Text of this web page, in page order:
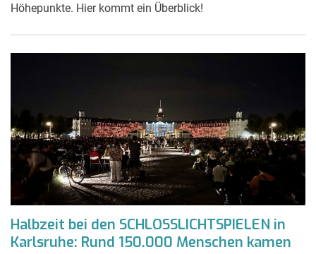
Höhepunkte. Hier kommt ein Überblick!
Halbzeit bei den SCHLOSSLICHTSPIELEN in
Karlsruhe: Rund 150.000 Menschen kamen